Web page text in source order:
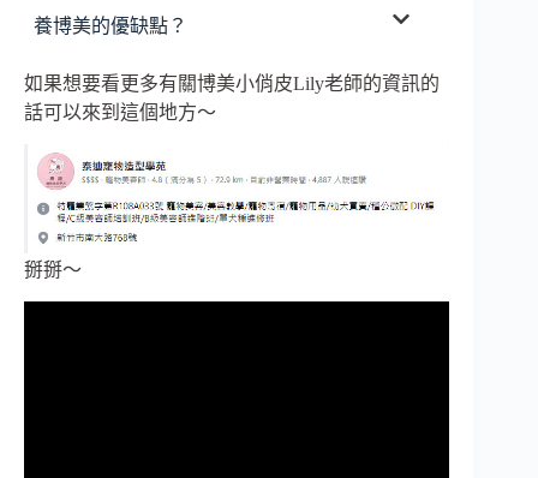
養博美的優缺點？
如果想要看更多有關博美小俏皮Lily老師的資訊的
話可以來到這個地方～
掰掰～